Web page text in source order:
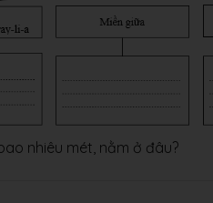
nhiêu mét, nằm ở đâu?